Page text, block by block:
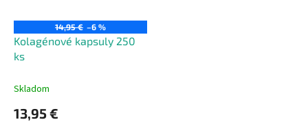
14,95 € –6 %
Kolagénové kapsuly 250
ks
Skladom
13,95 €